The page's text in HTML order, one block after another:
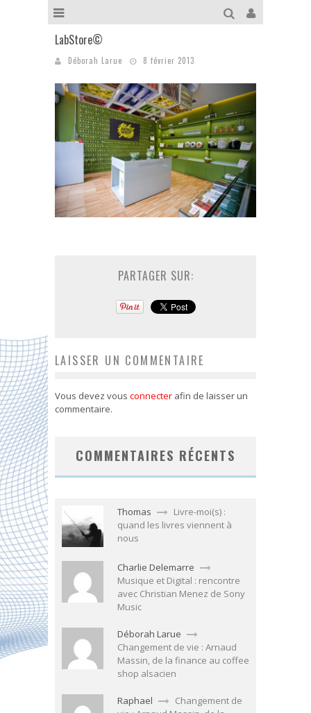
LabStore©
Déborah Larue 8 février 2013
PARTAGER SUR:
LAISSER UN COMMENTAIRE
Vous devez vous connecter afin de laisser un
commentaire.
COMMENTAIRES RÉCENTS
Thomas
Livre-moi(s) :
quand les livres viennent à
nous
Charlie Delemarre
Musique et Digital : rencontre
avec Christian Menez de Sony
Music
Déborah Larue
Changement de vie : Arnaud
Massin, de la finance au coffee
shop alsacien
Raphael
Changement de